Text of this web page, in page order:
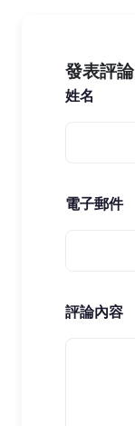
發表評論
姓名
電子郵件
評論內容